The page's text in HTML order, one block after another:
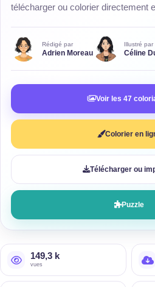
télécharger ou colorier directement
Rédigé par
Adrien Moreau
Illustré par
Céline
Voir les 47
Colorier en
Télécharger ou
Puzzle
149,3 k
vues